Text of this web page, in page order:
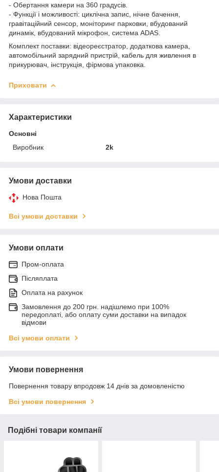
- Обертання камери на 360 градусів.
- Функції і можливості: циклічна запис, нічне бачення,
гравітаційний сенсор, моніторинг парковки, вбудований
динамік, вбудований мікрофон, система ADAS.
Комплект поставки: відеореєстратор, додаткова камера,
автомобільний зарядний пристрій, кабель для живлення в
прикурювач, інструкція, фірмова упаковка.
Приховати
Характеристики
Основні
Виробник
2k
Умови доставки
Нова Пошта
Всі умови доставки
Умови оплати
Пром-оплата
Післяплата
Оплата на рахунок
Замовлення до 200 грн. надішлемо при 100%
передоплаті, або оплату суми доставки на випадок
відмови
Всі умови оплати
Умови повернення
Повернення товару впродовж 14 днів за домовленістю
Всі умови повернення
Подібні товари компанії